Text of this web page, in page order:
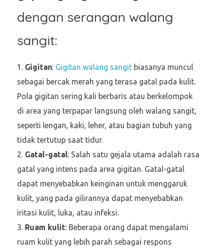
dengan serangan walang
sangit:
Gigitan: Gigitan walang sangit biasanya muncul
sebagai bercak merah yang terasa gatal pada kulit.
Pola gigitan sering kali berbaris atau berkelompok
di area yang terpapar langsung oleh walang sangit,
seperti lengan, kaki, leher, atau bagian tubuh yang
tidak tertutup saat tidur.
Gatal-gatal: Salah satu gejala utama adalah rasa
gatal yang intens pada area gigitan. Gatal-gatal
dapat menyebabkan keinginan untuk menggaruk
kulit, yang pada gilirannya dapat menyebabkan
iritasi kulit, luka, atau infeksi.
Ruam kulit: Beberapa orang dapat mengalami
ruam kulit yang lebih parah sebagai respons